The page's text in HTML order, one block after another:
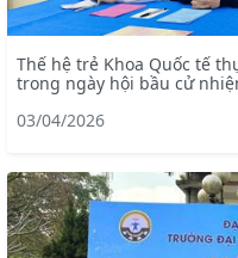
Thế hệ trẻ Khoa Quốc tế
trong ngày hội bầu cử
03/04/2026